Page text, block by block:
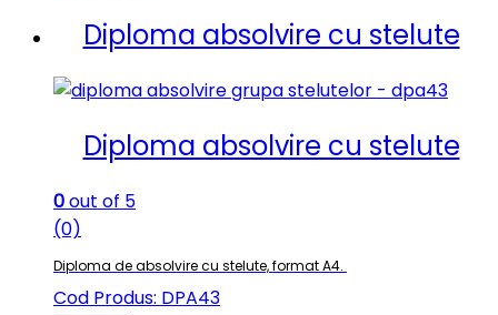
Diploma absolvire cu stelute
Diploma absolvire cu stelute
0out of 5
(0)
Diploma de absolvire cu stelute, format A4.
Cod Produs: DPA43